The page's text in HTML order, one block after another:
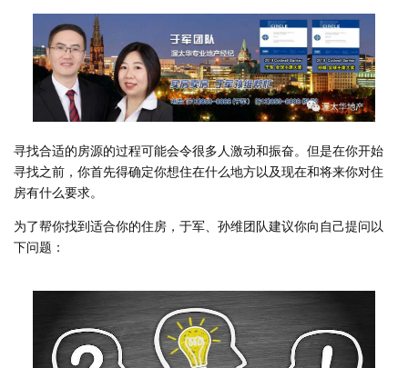
寻找合适的房源的过程可能会令很多人激动和振奋。但是在你开始
寻找之前，你首先得确定你想住在什么地方以及现在和将来你对住
房有什么要求。
为了帮你找到适合你的住房，于军、孙维团队建议你向自己提问以
下问题：